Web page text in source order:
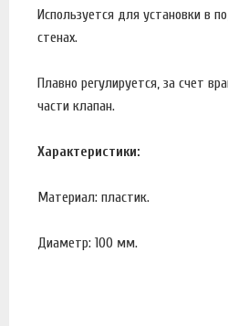
Используется для установки в
стенах.
Плавно регулируется, за счет
части клапан.
Характеристики:
Материал: пластик.
Диаметр: 100 мм.